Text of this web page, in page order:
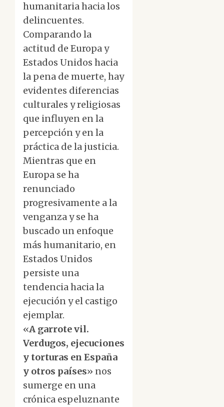
humanitaria hacia los
delincuentes.
Comparando la
actitud de Europa y
Estados Unidos hacia
la pena de muerte, hay
evidentes diferencias
culturales y religiosas
que influyen en la
percepción y en la
práctica de la justicia.
Mientras que en
Europa se ha
renunciado
progresivamente a la
venganza y se ha
buscado un enfoque
más humanitario, en
Estados Unidos
persiste una
tendencia hacia la
ejecución y el castigo
ejemplar.
«A garrote vil.
Verdugos, ejecuciones
y torturas en España
y otros países» nos
sumerge en una
crónica espeluznante